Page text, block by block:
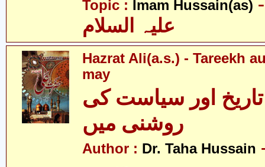
Topic : Imam Hussain(as)
علیہ السلام
Hazrat Ali(a.s.) - Tareekh
may
اور سیاست کی
Author : Dr. Taha Hussain